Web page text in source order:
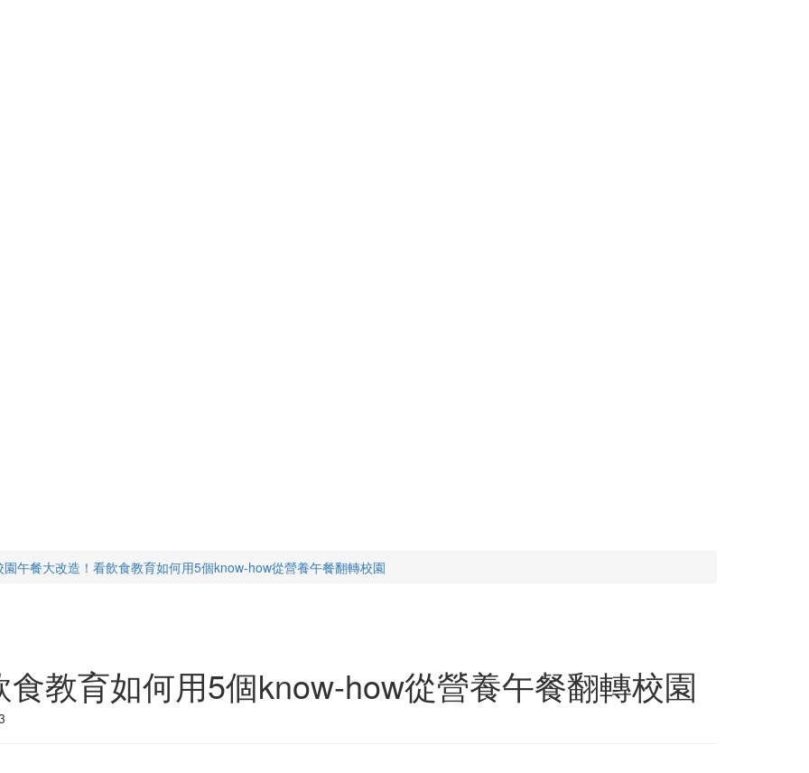
園午餐大改造！看飲食教育如何用5個know-how從營養午餐翻轉校園
教育如何用5個know-how從營養午餐翻轉校園